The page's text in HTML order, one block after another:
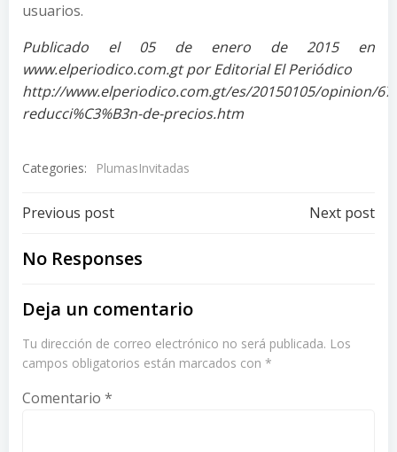
usuarios.
Publicado el 05 de enero de 2015 en
www.elperiodico.com.gt por Editorial El Periódico
http://www.elperiodico.com.gt/es/20150105/opinion/
reducci%C3%B3n-de-precios.htm
Categories: PlumasInvitadas
Post
navigation
Previous post Next post
No Responses
Deja un comentario
Tu dirección de correo electrónico no será publicada. Los
campos obligatorios están marcados con *
Comentario *